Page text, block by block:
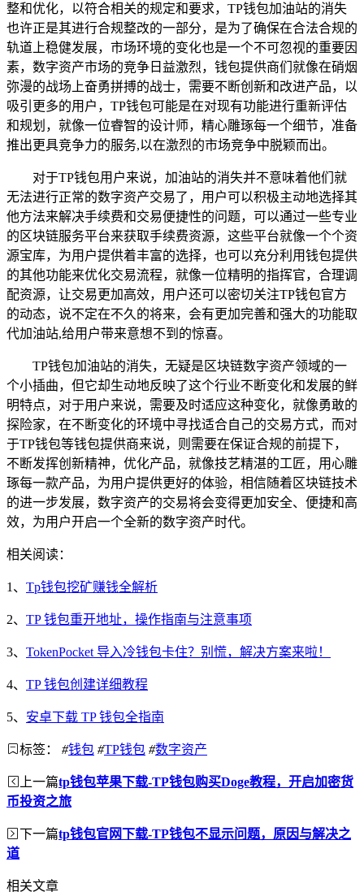
整和优化，以符合相关的规定和要求，TP钱包加油站的消失
也许正是其进行合规整改的一部分，是为了确保在合法合规的
轨道上稳健发展，市场环境的变化也是一个不可忽视的重要因
素，数字资产市场的竞争日益激烈，钱包提供商们就像在硝烟
弥漫的战场上奋勇拼搏的战士，需要不断创新和改进产品，以
吸引更多的用户，TP钱包可能是在对现有功能进行重新评估
和规划，就像一位睿智的设计师，精心雕琢每一个细节，准备
推出更具竞争力的服务,以在激烈的市场竞争中脱颖而出。
对于TP钱包用户来说，加油站的消失并不意味着他们就
无法进行正常的数字资产交易了，用户可以积极主动地选择其
他方法来解决手续费和交易便捷性的问题，可以通过一些专业
的区块链服务平台来获取手续费资源，这些平台就像一个个资
源宝库，为用户提供着丰富的选择，也可以充分利用钱包提供
的其他功能来优化交易流程，就像一位精明的指挥官，合理调
配资源，让交易更加高效，用户还可以密切关注TP钱包官方
的动态，说不定在不久的将来，会有更加完善和强大的功能取
代加油站,给用户带来意想不到的惊喜。
TP钱包加油站的消失，无疑是区块链数字资产领域的一
个小插曲，但它却生动地反映了这个行业不断变化和发展的鲜
明特点，对于用户来说，需要及时适应这种变化，就像勇敢的
探险家，在不断变化的环境中寻找适合自己的交易方式，而对
于TP钱包等钱包提供商来说，则需要在保证合规的前提下，
不断发挥创新精神，优化产品，就像技艺精湛的工匠，用心雕
琢每一款产品，为用户提供更好的体验，相信随着区块链技术
的进一步发展，数字资产的交易将会变得更加安全、便捷和高
效，为用户开启一个全新的数字资产时代。
相关阅读：
1、 Tp钱包挖矿赚钱全解析
2、 TP 钱包重开地址，操作指南与注意事项
3、 TokenPocket 导入冷钱包卡住？别慌，解决方案来啦！
4、 TP 钱包创建详细教程
5、 安卓下载 TP 钱包全指南
标签： #钱包 #TP钱包 #数字资产
上一篇tp钱包苹果下载-TP钱包购买Doge教程，开启加密货
币投资之旅
下一篇tp钱包官网下载-TP钱包不显示问题，原因与解决之
道
相关文章